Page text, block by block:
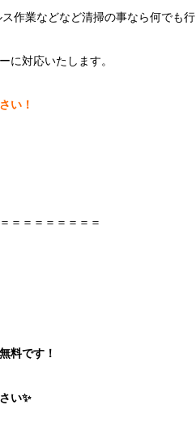
作業などなど清掃の事なら何でも
に対応いたします。
い！
＝＝＝＝＝＝＝＝
料です！
い✨